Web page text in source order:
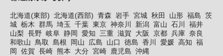
北海道(東部) 北海道(西部) 青森 岩手 宮城 秋田 山形 福島 茨
城 栃木 群馬 埼玉 千葉 東京 神奈川 新潟 富山 石川
福井
山梨 長野 岐阜 静岡 愛知 三重 滋賀 大阪 京都 兵庫 奈良
和歌山 鳥取 島根 岡山 広島 山口 徳島 香川 愛媛 高知 福
岡
佐賀 長崎 熊本 大分 宮崎 鹿児島 沖縄